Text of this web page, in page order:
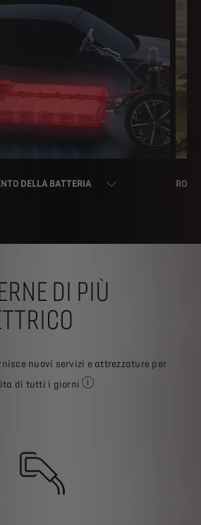
DELLA BATTERIA
DI PIÙ
nuovi servizi e attrezzature per
di tutti i giorni